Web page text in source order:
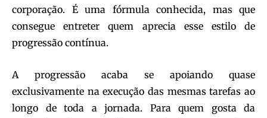
corporação. É uma fórmula conhecida, mas que
consegue entreter quem aprecia esse estilo de
progressão contínua.
A progressão acaba se apoiando quase
exclusivamente na execução das mesmas tarefas ao
longo de toda a jornada. Para quem gosta da